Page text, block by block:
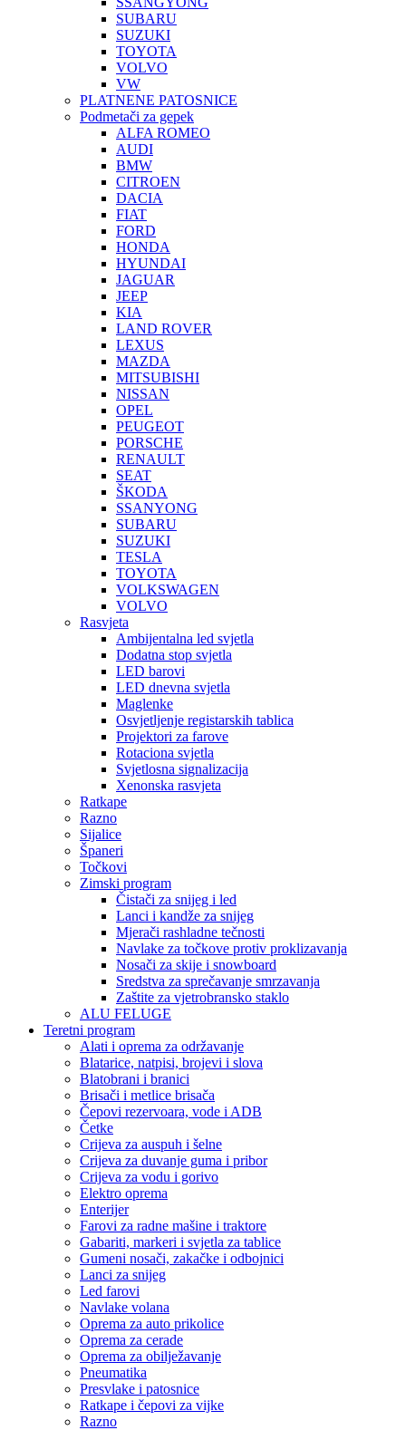
SUBARU
SUZUKI
TOYOTA
VOLVO
VW
PLATNENE PATOSNICE
Podmetači za gepek
ALFA ROMEO
AUDI
BMW
CITROEN
DACIA
FIAT
FORD
HONDA
HYUNDAI
JAGUAR
JEEP
KIA
LAND ROVER
LEXUS
MAZDA
MITSUBISHI
NISSAN
OPEL
PEUGEOT
PORSCHE
RENAULT
SEAT
ŠKODA
SSANYONG
SUBARU
SUZUKI
TESLA
TOYOTA
VOLKSWAGEN
VOLVO
Rasvjeta
Ambijentalna led svjetla
Dodatna stop svjetla
LED barovi
LED dnevna svjetla
Maglenke
Osvjetljenje registarskih tablica
Projektori za farove
Rotaciona svjetla
Svjetlosna signalizacija
Xenonska rasvjeta
Ratkape
Razno
Sijalice
Španeri
Točkovi
Zimski program
Čistači za snijeg i led
Lanci i kandže za snijeg
Mjerači rashladne tečnosti
Navlake za točkove protiv proklizavanja
Nosači za skije i snowboard
Sredstva za sprečavanje smrzavanja
Zaštite za vjetrobransko staklo
ALU FELUGE
Teretni program
Alati i oprema za održavanje
Blatarice, natpisi, brojevi i slova
Blatobrani i branici
Brisači i metlice brisača
Čepovi rezervoara, vode i ADB
Četke
Crijeva za auspuh i šelne
Crijeva za duvanje guma i pribor
Crijeva za vodu i gorivo
Elektro oprema
Enterijer
Farovi za radne mašine i traktore
Gabariti, markeri i svjetla za tablice
Gumeni nosači, zakačke i odbojnici
Lanci za snijeg
Led farovi
Navlake volana
Oprema za auto prikolice
Oprema za cerade
Oprema za obilježavanje
Pneumatika
Presvlake i patosnice
Ratkape i čepovi za vijke
Razno